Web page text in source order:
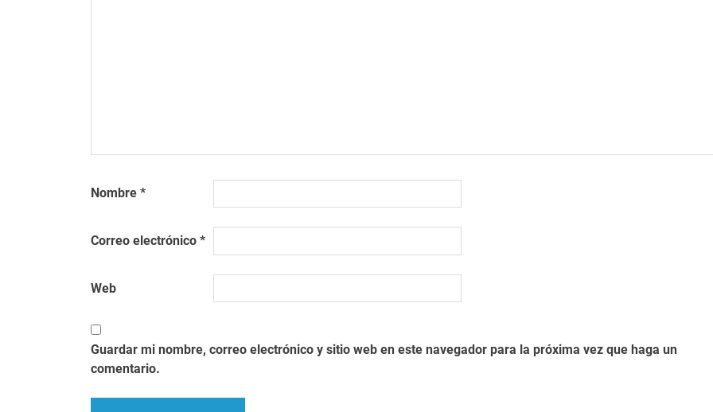
Nombre *
Correo electrónico *
Web
Guardar mi nombre, correo electrónico y sitio web en este navegador para la próxima vez que haga un
comentario.